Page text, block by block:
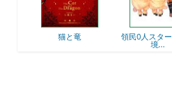
領民0人スタートの辺 ここ